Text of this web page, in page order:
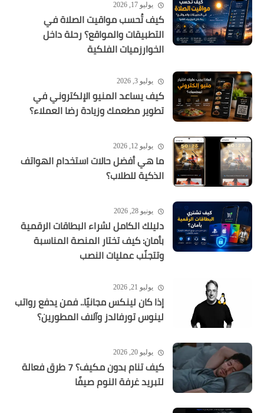
يوليو 17, 2026
كيف تُحسب مواقيت الصلاة في
التطبيقات والمواقع؟ رحلة داخل
الخوارزميات الفلكية
يوليو 3, 2026
كيف يساعد المنيو الإلكتروني في
تطوير مطعمك وزيادة رضا العملاء؟
يوليو 12, 2026
ما هي أفضل حالات استخدام الهواتف
الذكية للطلاب؟
يونيو 28, 2026
دليلك الكامل لشراء البطاقات الرقمية
بأمان: كيف تختار المنصة المناسبة
وتتجنّب عمليات النصب
يوليو 21, 2026
إذا كان لينكس مجانيًا.. فمن يدفع رواتب
لينوس تورفالدز وآلاف المطورين؟
يوليو 20, 2026
كيف تنام بدون مكيف؟ 7 طرق فعالة
لتبريد غرفة النوم صيفًا